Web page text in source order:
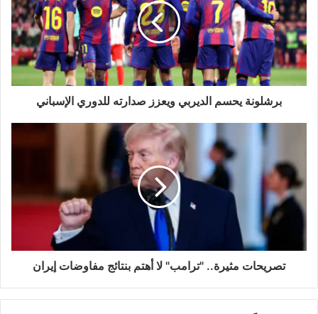
برشلونة يحسم الديربي ويعزز صدارته للدوري الإسباني
تصريحات مثيرة.. "ترامب" لا أهتم بنتائج مفاوضات إيران